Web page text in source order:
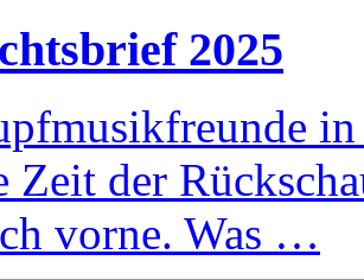
2025
in
Zeit der
vorne. Was …